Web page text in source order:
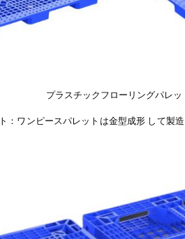
プラスチックフローリングパレッ
：ワンピースパレットは金型成形 して製